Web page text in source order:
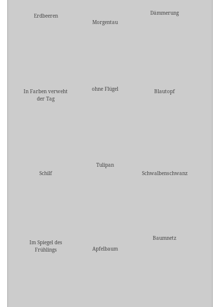
Erdbeeren
Morgentau
Dämmerung
In Farben verweht
der Tag
ohne Flügel Blautopf
Schilf
Tulipan
Schwalbenschwanz
Im Spiegel des
Frühlings
Apfelbaum
Baumnetz